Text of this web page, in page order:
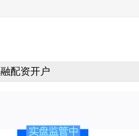
配资开户